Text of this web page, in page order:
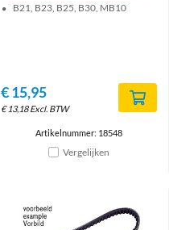
B21, B23, B25, B30, MB10
€15,95
€13,18 Excl. BTW
Artikelnummer: 18548
Vergelijken